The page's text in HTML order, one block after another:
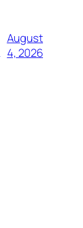
August
4, 2026